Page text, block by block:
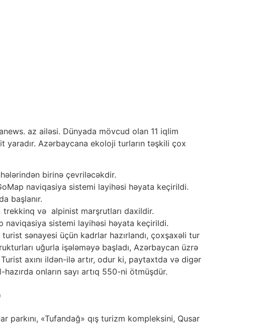
az ailəsi. Dünyada mövcud olan 11 iqlim
yaradır. Azərbaycana ekoloji turların təşkili çox
birinə çevriləcəkdir.
naviqasiya sistemi layihəsi həyata keçirildi.
başlanır.
və alpinist marşrutları daxildir.
naviqasiya sistemi layihəsi həyata keçirildi.
sənayesi üçün kadrlar hazırlandı, çoxşaxəli tur
uğurla işələməyə başladı, Azərbaycan üzrə
axını ildən-ilə artır, odur ki, paytaxtda və digər
onların sayı artıq 550-ni ötmüşdür.
«Tufandağ» qış turizm kompleksini, Qusar